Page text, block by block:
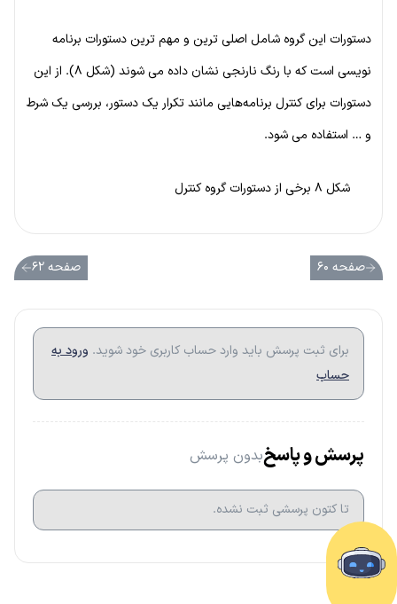
دستورات این گروه شامل اصلی ترین و مهم ترین دستورات برنامه
نویسی است که با رنگ نارنجی نشان داده می شوند (شکل ۸). از این
دستورات برای کنترل برنامه‌هایی مانند تکرار یک دستور، بررسی یک شرط
و … استفاده می شود.
شکل ۸ برخی از دستورات گروه کنترل
صفحه ۶۰ صفحه ۶۲
برای ثبت پرسش باید وارد حساب کاربری خود شوید. ورود به
حساب
پرسش و پاسخبدون پرسش
تا کتون پرسشی ثبت نشده.